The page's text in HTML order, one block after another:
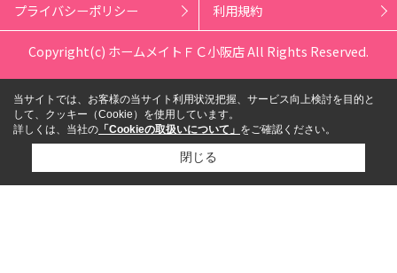
プライバシーポリシー 利用規約
Copyright(c) ホームメイトＦＣ小阪店 All Rights Reserved.
当サイトでは、お客様の当サイト利用状況把握、サービス向上検討を目的と
して、クッキー（Cookie）を使用しています。
詳しくは、当社の 「Cookieの取扱いについて」 をご確認ください。
閉じる